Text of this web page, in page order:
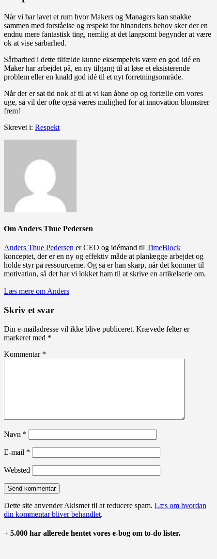
Når vi har lavet et rum hvor Makers og Managers kan snakke
sammen med forståelse og respekt for hinandens behov sker der en
endnu mere fantastisk ting, nemlig at det langsomt begynder at være
ok at vise sårbarhed.
Sårbarhed i dette tilfælde kunne eksempelvis være en god idé en
Maker har arbejdet på, en ny tilgang til at løse et eksisterende
problem eller en knald god idé til et nyt forretningsområde.
Når der er sat tid nok af til at vi kan åbne op og fortælle om vores
uge, så vil der ofte også væres mulighed for at innovation blomstrer
frem!
Skrevet i: Respekt
Om Anders Thue Pedersen
Anders Thue Pedersen er CEO og idémand til TimeBlock
konceptet, der er en ny og effektiv måde at planlægge arbejdet og
holde styr på ressourcerne. Og så er han skarp, når det kommer til
motivation, så det har vi lokket ham til at skrive en artikelserie om.
Læs mere om Anders
Skriv et svar
Din e-mailadresse vil ikke blive publiceret. Krævede felter er
markeret med *
Kommentar *
Navn *
E-mail *
Websted
Dette site anvender Akismet til at reducere spam. Læs om hvordan
din kommentar bliver behandlet.
+ 5.000 har allerede hentet vores e-bog om to-do lister.